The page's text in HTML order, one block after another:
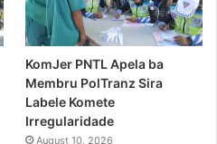
KomJer PNTL Apela ba
Membru PolTranz Sira
Labele Komete
Irregularidade
August 10, 2026